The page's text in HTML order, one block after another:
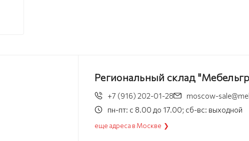
Региональный склад
+7 (916) 202-01-28
moscow-
пн-пт: с 8.00 до 17.00; сб-вс: выходной
еще адреса в Москве ❯